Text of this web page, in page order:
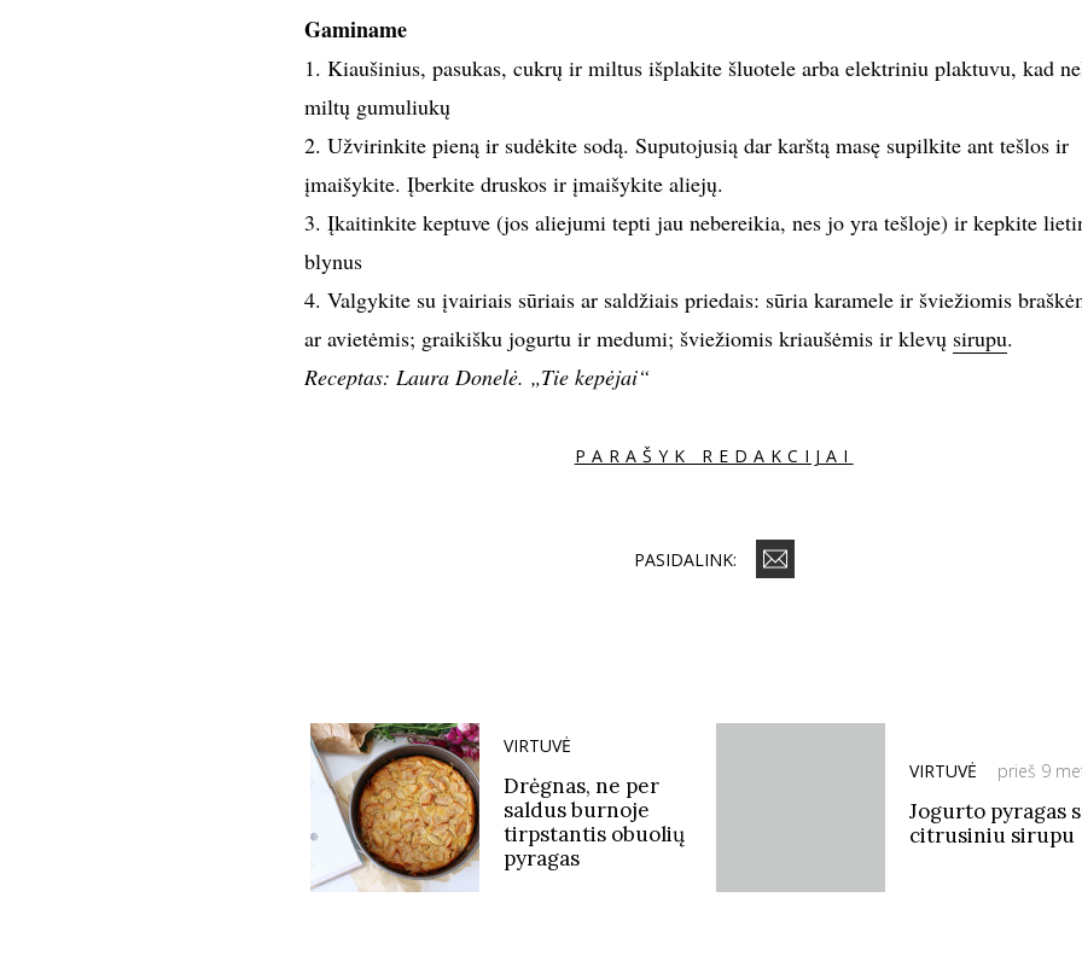
Gaminame
1. Kiaušinius, pasukas, cukrų ir miltus išplakite šluotele arba elektriniu plaktuvu, kad
miltų gumuliukų
2. Užvirinkite pieną ir sudėkite sodą. Suputojusią dar karštą masę supilkite ant tešlos ir
įmaišykite. Įberkite druskos ir įmaišykite aliejų.
3. Įkaitinkite keptuve (jos aliejumi tepti jau nebereikia, nes jo yra tešloje) ir kepkite
blynus
4. Valgykite su įvairiais sūriais ar saldžiais priedais: sūria karamele ir šviežiomis
ar avietėmis; graikišku jogurtu ir medumi; šviežiomis kriaušėmis ir klevų sirupu.
Receptas: Laura Donelė. „Tie kepėjai“
PARAŠYK REDAKCIJAI
PASIDALINK:
VIRTUVĖ
Drėgnas, ne per
saldus burnoje
tirpstantis obuolių
pyragas
VIRTUVĖ prieš 9
Jogurto pyragas
citrusiniu sirupu